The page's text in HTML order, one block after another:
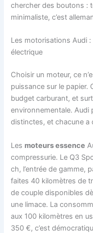
chercher des boutons :
minimaliste, c’est
Les motorisations Audi
électrique
Choisir un moteur, ce
puissance sur le papier.
budget carburant, et
environnementale. Audi
distinctes, et chacune a
Les moteurs essence
compressurie. Le Q3
ch, l’entrée de gamme,
faites 40 kilomètres de
de couple disponibles
une limace. La
aux 100 kilomètres en
350 €, c’est